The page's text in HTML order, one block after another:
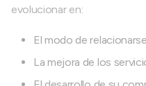
evolucionar en:
El modo de
La mejora de los